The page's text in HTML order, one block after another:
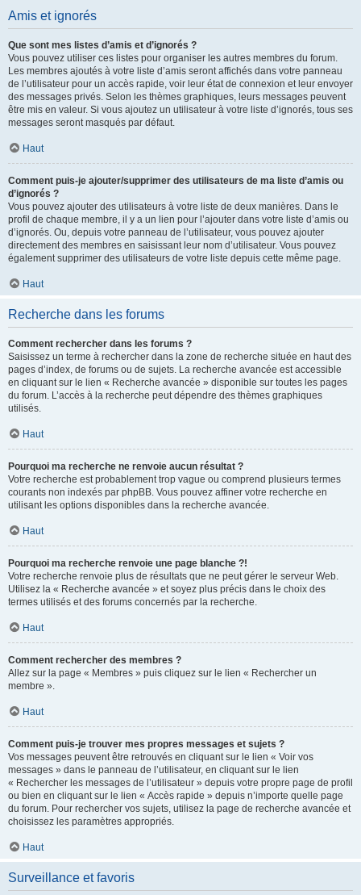
Amis et ignorés
Que sont mes listes d’amis et d’ignorés ?
Vous pouvez utiliser ces listes pour organiser les autres membres du forum.
Les membres ajoutés à votre liste d’amis seront affichés dans votre panneau
de l’utilisateur pour un accès rapide, voir leur état de connexion et leur envoyer
des messages privés. Selon les thèmes graphiques, leurs messages peuvent
être mis en valeur. Si vous ajoutez un utilisateur à votre liste d’ignorés, tous ses
messages seront masqués par défaut.
Haut
Comment puis-je ajouter/supprimer des utilisateurs de ma liste d’amis ou
d’ignorés ?
Vous pouvez ajouter des utilisateurs à votre liste de deux manières. Dans le
profil de chaque membre, il y a un lien pour l’ajouter dans votre liste d’amis ou
d’ignorés. Ou, depuis votre panneau de l’utilisateur, vous pouvez ajouter
directement des membres en saisissant leur nom d’utilisateur. Vous pouvez
également supprimer des utilisateurs de votre liste depuis cette même page.
Haut
Recherche dans les forums
Comment rechercher dans les forums ?
Saisissez un terme à rechercher dans la zone de recherche située en haut des
pages d’index, de forums ou de sujets. La recherche avancée est accessible
en cliquant sur le lien « Recherche avancée » disponible sur toutes les pages
du forum. L’accès à la recherche peut dépendre des thèmes graphiques
utilisés.
Haut
Pourquoi ma recherche ne renvoie aucun résultat ?
Votre recherche est probablement trop vague ou comprend plusieurs termes
courants non indexés par phpBB. Vous pouvez affiner votre recherche en
utilisant les options disponibles dans la recherche avancée.
Haut
Pourquoi ma recherche renvoie une page blanche ?!
Votre recherche renvoie plus de résultats que ne peut gérer le serveur Web.
Utilisez la « Recherche avancée » et soyez plus précis dans le choix des
termes utilisés et des forums concernés par la recherche.
Haut
Comment rechercher des membres ?
Allez sur la page « Membres » puis cliquez sur le lien « Rechercher un
membre ».
Haut
Comment puis-je trouver mes propres messages et sujets ?
Vos messages peuvent être retrouvés en cliquant sur le lien « Voir vos
messages » dans le panneau de l’utilisateur, en cliquant sur le lien
« Rechercher les messages de l’utilisateur » depuis votre propre page de profil
ou bien en cliquant sur le lien « Accès rapide » depuis n’importe quelle page
du forum. Pour rechercher vos sujets, utilisez la page de recherche avancée et
choisissez les paramètres appropriés.
Haut
Surveillance et favoris